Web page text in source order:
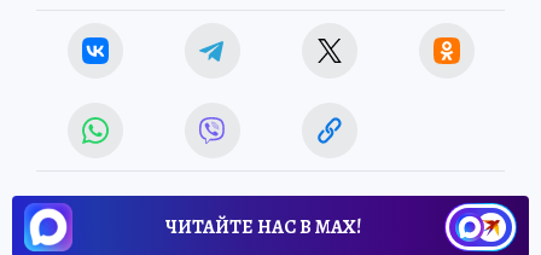
ЧИТАЙТЕ НАС В МАХ!